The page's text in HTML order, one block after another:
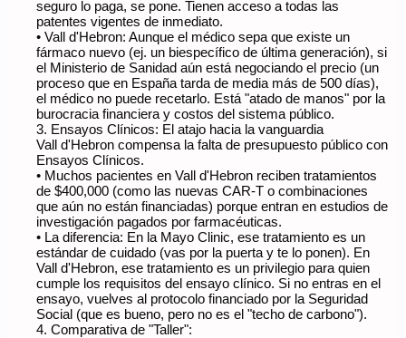
seguro lo paga, se pone. Tienen acceso a todas las
patentes vigentes de inmediato.
• Vall d'Hebron: Aunque el médico sepa que existe un
fármaco nuevo (ej. un biespecífico de última generación), si
el Ministerio de Sanidad aún está negociando el precio (un
proceso que en España tarda de media más de 500 días),
el médico no puede recetarlo. Está "atado de manos" por la
burocracia financiera y costos del sistema público.
3. Ensayos Clínicos: El atajo hacia la vanguardia
Vall d'Hebron compensa la falta de presupuesto público con
Ensayos Clínicos.
• Muchos pacientes en Vall d'Hebron reciben tratamientos
de $400,000 (como las nuevas CAR-T o combinaciones
que aún no están financiadas) porque entran en estudios de
investigación pagados por farmacéuticas.
• La diferencia: En la Mayo Clinic, ese tratamiento es un
estándar de cuidado (vas por la puerta y te lo ponen). En
Vall d'Hebron, ese tratamiento es un privilegio para quien
cumple los requisitos del ensayo clínico. Si no entras en el
ensayo, vuelves al protocolo financiado por la Seguridad
Social (que es bueno, pero no es el "techo de carbono").
4. Comparativa de "Taller":